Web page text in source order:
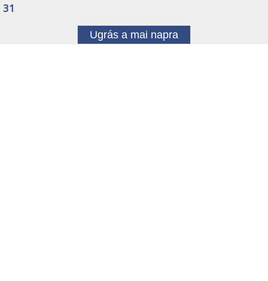
31
Ugrás a mai napra